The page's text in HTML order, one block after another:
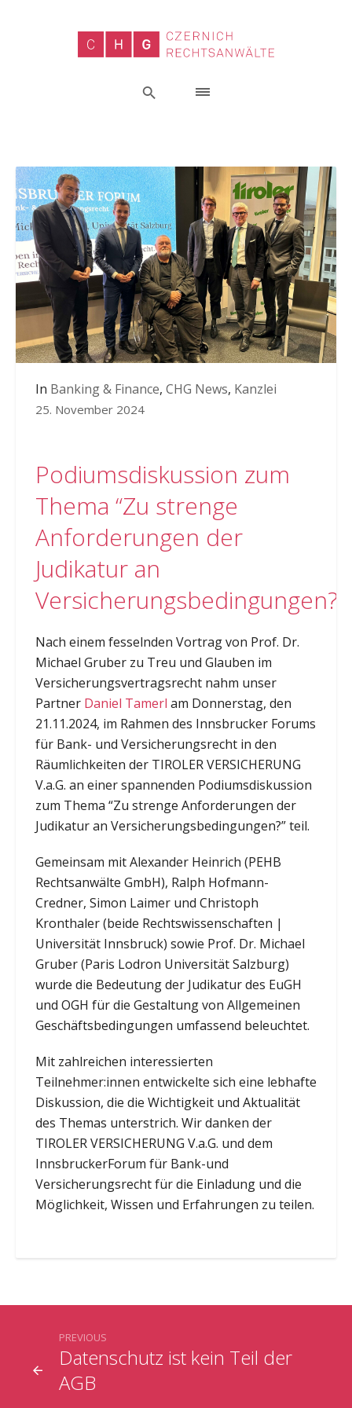
In Banking & Finance, CHG News, Kanzlei
25. November 2024
Podiumsdiskussion zum
Thema “Zu strenge
Anforderungen der
Judikatur an
Versicherungsbedingungen?”
Nach einem fesselnden Vortrag von Prof. Dr.
Michael Gruber zu Treu und Glauben im
Versicherungsvertragsrecht nahm unser
Partner Daniel Tamerl am Donnerstag, den
21.11.2024, im Rahmen des Innsbrucker Forums
für Bank- und Versicherungsrecht in den
Räumlichkeiten der TIROLER VERSICHERUNG
V.a.G. an einer spannenden Podiumsdiskussion
zum Thema “Zu strenge Anforderungen der
Judikatur an Versicherungsbedingungen?” teil.
Gemeinsam mit Alexander Heinrich (PEHB
Rechtsanwälte GmbH), Ralph Hofmann-
Credner, Simon Laimer und Christoph
Kronthaler (beide Rechtswissenschaften |
Universität Innsbruck) sowie Prof. Dr. Michael
Gruber (Paris Lodron Universität Salzburg)
wurde die Bedeutung der Judikatur des EuGH
und OGH für die Gestaltung von Allgemeinen
Geschäftsbedingungen umfassend beleuchtet.
Mit zahlreichen interessierten
Teilnehmer:innen entwickelte sich eine lebhafte
Diskussion, die die Wichtigkeit und Aktualität
des Themas unterstrich. Wir danken der
TIROLER VERSICHERUNG V.a.G. und dem
InnsbruckerForum für Bank-und
Versicherungsrecht für die Einladung und die
Möglichkeit, Wissen und Erfahrungen zu teilen.
Datenschutz ist kein Teil der
AGB
PREVIOUS